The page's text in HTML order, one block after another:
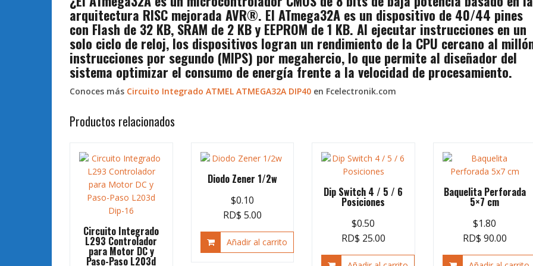
arquitectura RISC mejorada AVR®. El ATmega32A es un dispositivo de 40/44 pines
con Flash de 32 KB, SRAM de 2 KB y EEPROM de 1 KB. Al ejecutar instrucciones en un
solo ciclo de reloj, los dispositivos logran un rendimiento de la CPU cercano al
instrucciones por segundo (MIPS) por megahercio, lo que permite al diseñador del
sistema optimizar el consumo de energía frente a la velocidad de procesamiento.
Conoces más Circuito Integrado ATMEL ATMEGA32A DIP40 en Fcelectronik.com
Productos relacionados
Circuito Integrado
L293 Controlador
para Motor DC y
Paso-Paso L203d
Diodo Zener 1/2w
$0.10
RD$ 5.00
Añadir al carrito
Dip Switch 4 / 5 / 6
Posiciones
$0.50
RD$ 25.00
Baquelita Perforada
5×7 cm
$1.80
RD$ 90.00